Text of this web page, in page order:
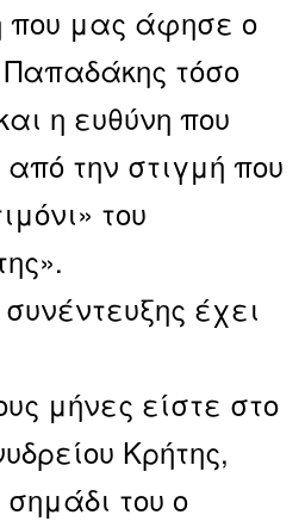
που μας άφησε ο
τόσο
η ευθύνη που
την στιγμή που
του
έχει
μήνες είστε στο
Κρήτης,
του ο